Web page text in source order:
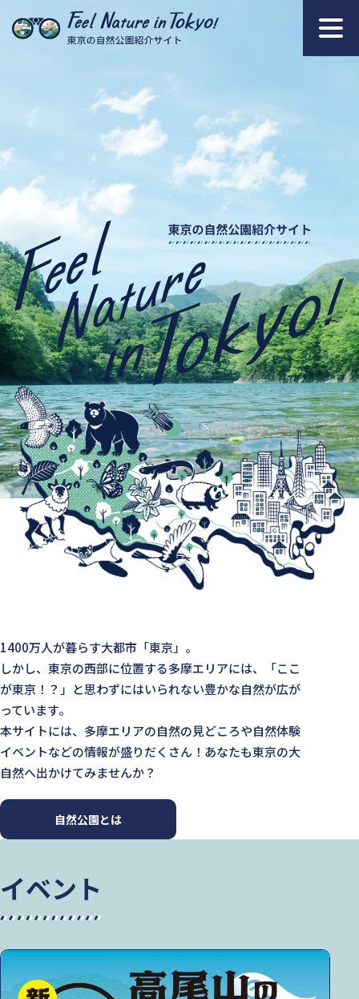
1400万人が暮らす大都市「東京」。
しかし、東京の西部に位置する多摩エリアには、「ここ
が東京！？」と思わずにはいられない豊かな自然が広が
っています。
本サイトには、多摩エリアの自然の見どころや自然体験
イベントなどの情報が盛りだくさん！あなたも東京の大
自然へ出かけてみませんか？
自然公園とは
イベント